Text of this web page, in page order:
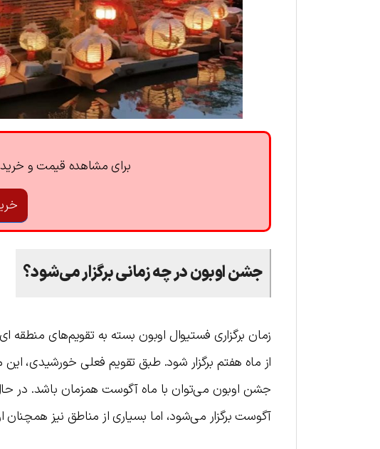
برای مشاهده قیمت و خرید
جشن اوبون در چه زمانی برگزار می‌شود؟
از ماه هفتم برگزار شود. طبق تقویم فعلی خورشیدی،
جشن اوبون می‌توان با ماه آگوست همزمان باشد. در
آگوست برگزار می‌شود، اما بسیاری از مناطق نیز همچنان